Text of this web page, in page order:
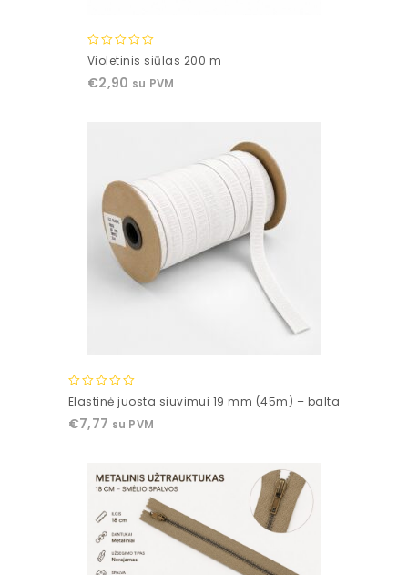
0
of
Violetinis siūlas 200 m
€2,90 su PVM
0
of
Elastinė juosta siuvimui 19 mm (45m) – balta
€7,77 su PVM